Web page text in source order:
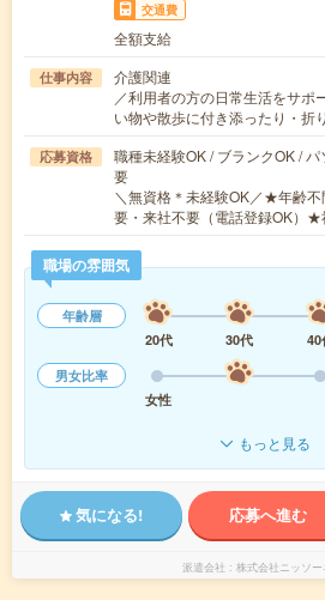
交通費
全額支給
仕事内容
介護関連
／利用者の方の日常生活をサ
い物や散歩に付き添ったり・
応募資格
職種未経験OK / ブランクOK /
要
＼無資格＊未経験OK／★年齢
要・来社不要（電話登録OK）
職場の雰囲気
年齢層
20代
30代 40
男女比率
女性
もっと見る
気になる! 応募へ進む
派遣会社 株式会社ニッソー